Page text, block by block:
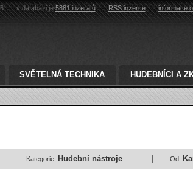
| v databázi je5881 inzerátů | RSS inzerce | informace
SVĚTELNÁ TECHNIKA HUDEBNÍCI A
Kategorie: Hudební nástroje Od: